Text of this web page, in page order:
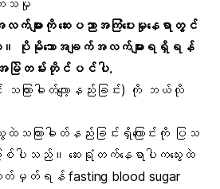
ကုသမှု
လက်များကို ဆေးပညာအကြံပေးမှုနေရာတွင်
ါ။ ပိုမိုသောအချက်အလက်များရရှိရန်
ြဲတမ်းတိုင်ပင်ပါ.
သကြားဓါတ်လျော့နည်းခြင်း) ကို ဘယ်လို
ထဲသကြားဓါတ်နည်းခြင်းရှိကြောင်းကို ပြသ
ြစ်ပါသည်။ ဆေးရုံတက်နေရာပါကသွေးထဲ
သတ်မှတ်ရန် fasting blood sugar